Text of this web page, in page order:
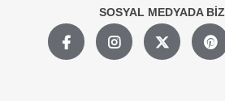
SOSYAL MEDYADA BİZ